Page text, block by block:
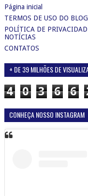
Página inicial
TERMOS DE USO DO
POLÍTICA DE
NOTÍCIAS
CONTATOS
+ DE 39 MILHÕES DE
4 0 3 6 6
CONHEÇA NOSSO INSTAGRAM